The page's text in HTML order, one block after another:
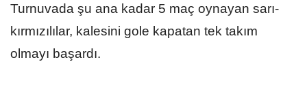
Turnuvada şu ana kadar 5 maç oynayan sarı-
kırmızılılar, kalesini gole kapatan tek takım
olmayı başardı.